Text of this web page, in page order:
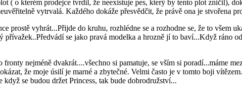
( o kterém prodejce tvrdil, že neexistuje pes, který by tento plot zničil),
vytrvalá. Každého dokáže přesvědčit, že právě ona je stvořena
prostě vyhrát...Přijde do kruhu, rozhlédne se a rozhodne se, že to všem
se jako pravá modelka a hrozně jí to baví...Když ráno
nejméně dvakrát....všechno si pamatuje, se vším si poradí...máme
že moje úsilí je marné a zbytečné. Velmi často je v tomto boji
se budou držet Princess, tak bude dobrodružství...